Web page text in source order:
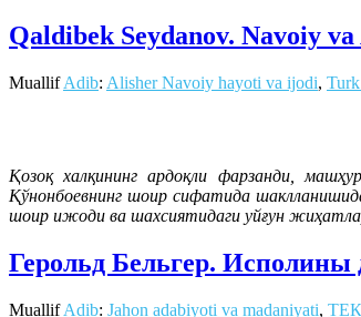
Qaldibek Seydanov. Navoiy
MuallifAdib: Alisher Navoiy hayoti va ijodi,
Қозоқ халқининг ардоқли фарзанди,
Қўнонбоевнинг шоир сифатида
шоир ижоди ва шахсиятидаги уйғун
Герольд Бельгер.
MuallifAdib: Jahon adabiyoti va madaniyati,